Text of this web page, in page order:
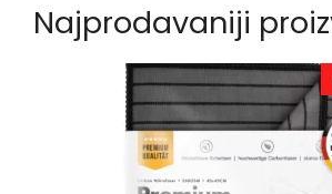
Najprodavaniji